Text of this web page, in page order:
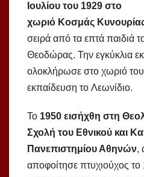
Ιουλίου του 1929 στο
χωριό Κοσμάς
σειρά από τα επτά παιδιά
Θεοδώρας. Την εγκύκλια
ολοκλήρωσε στο χωριό
εκπαίδευση το Λεωνίδιο.
Το 1950 εισήχθη στη
Σχολή του Εθνικού και
Πανεπιστημίου Αθηνών,
αποφοίτησε πτυχιούχος